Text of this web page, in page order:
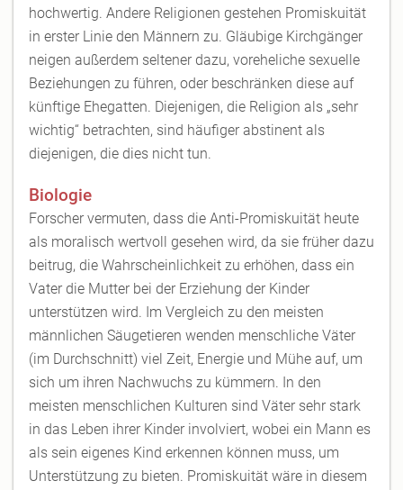
hochwertig. Andere Religionen gestehen Promiskuität
in erster Linie den Männern zu. Gläubige Kirchgänger
neigen außerdem seltener dazu, voreheliche sexuelle
Beziehungen zu führen, oder beschränken diese auf
künftige Ehegatten. Diejenigen, die Religion als „sehr
wichtig“ betrachten, sind häufiger abstinent als
diejenigen, die dies nicht tun.
Biologie
Forscher vermuten, dass die Anti-Promiskuität heute
als moralisch wertvoll gesehen wird, da sie früher dazu
beitrug, die Wahrscheinlichkeit zu erhöhen, dass ein
Vater die Mutter bei der Erziehung der Kinder
unterstützen wird. Im Vergleich zu den meisten
männlichen Säugetieren wenden menschliche Väter
(im Durchschnitt) viel Zeit, Energie und Mühe auf, um
sich um ihren Nachwuchs zu kümmern. In den
meisten menschlichen Kulturen sind Väter sehr stark
in das Leben ihrer Kinder involviert, wobei ein Mann es
als sein eigenes Kind erkennen können muss, um
Unterstützung zu bieten. Promiskuität wäre in diesem